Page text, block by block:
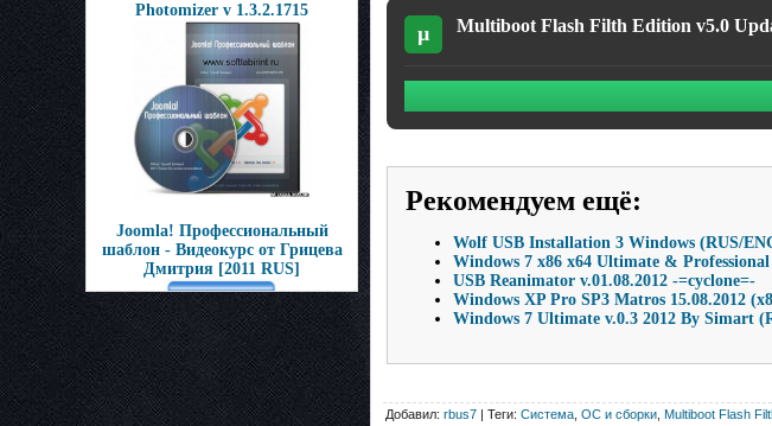
Photomizer v 1.3.2.1715
Joomla! Профессиональный
шаблон - Видеокурс от Грицева
Дмитрия [2011 RUS]
µ Multiboot Flash Filth Edition v5.0
Рекомендуем ещё:
Wolf USB Installation 3 Windows (RUS/
Windows 7 x86 x64 Ultimate &
USB Reanimator v.01.08.2012 -=сyclone=-
Windows XP Pro SP3 Matros 15.08.2012
Windows 7 Ultimate v.0.3 2012 By Simart
Добавил: rbus7 | Теги: Система ОС и сборки Multiboot Flash